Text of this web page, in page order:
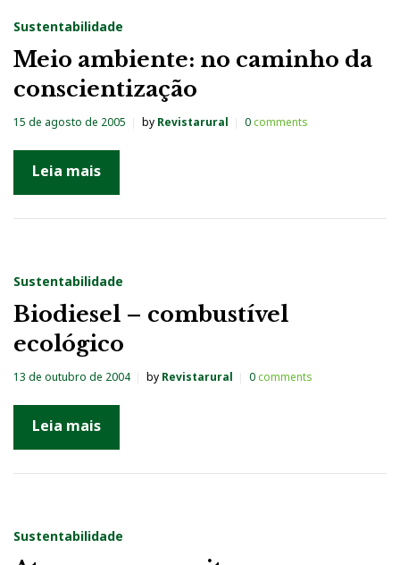
b
i
l
i
d
a
Sustentabilidade
Meio ambiente: no caminho da
conscientização
15 de agosto de 2005 by Revistarural 0comments
Leia mais
Sustentabilidade
Biodiesel – combustível
ecológico
13 de outubro de 2004 by Revistarural 0comments
Leia mais
Sustentabilidade